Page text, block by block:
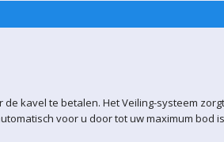
kavel te betalen. Het Veiling-systeem
voor u door tot uw maximum bod